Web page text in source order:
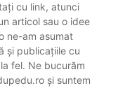
cu link, atunci
articol sau o idee
ne-am asumat
și publicațiile cu
fel. Ne bucurăm
și suntem